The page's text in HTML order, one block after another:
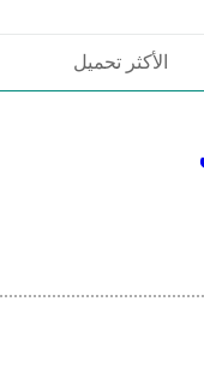
الأكثر تحميل